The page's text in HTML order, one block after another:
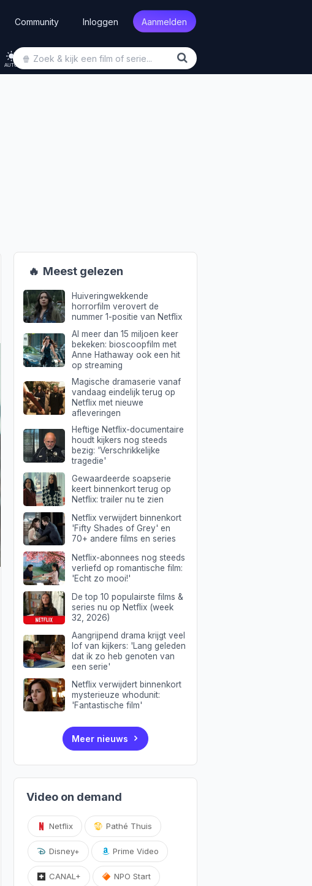
Community Inloggen Aanmelden
AUTO
🔥 Meest gelezen
Huiveringwekkende
horrorfilm verovert de
nummer 1-positie van Netflix
Al meer dan 15 miljoen keer
bekeken: bioscoopfilm met
Anne Hathaway ook een hit
op streaming
Magische dramaserie vanaf
vandaag eindelijk terug op
Netflix met nieuwe
afleveringen
Heftige Netflix-documentaire
houdt kijkers nog steeds
bezig: 'Verschrikkelijke
tragedie'
Gewaardeerde soapserie
keert binnenkort terug op
Netflix: trailer nu te zien
Netflix verwijdert binnenkort
'Fifty Shades of Grey' en
70+ andere films en series
Netflix-abonnees nog steeds
verliefd op romantische film:
'Echt zo mooi!'
De top 10 populairste films &
series nu op Netflix (week
32, 2026)
Aangrijpend drama krijgt veel
lof van kijkers: 'Lang geleden
dat ik zo heb genoten van
een serie'
Netflix verwijdert binnenkort
mysterieuze whodunit:
'Fantastische film'
Meer nieuws
Video on demand
Netflix Pathé Thuis
Disney+ Prime Video
CANAL+ NPO Start